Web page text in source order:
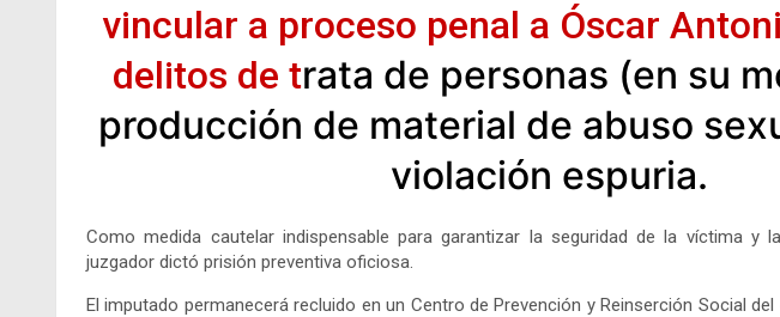
vincular a proceso penal a Óscar
delitos de trata de personas (en su
producción de material de abuso
violación espuria.
Como medida cautelar indispensable para garantizar la seguridad de la víctima y
juzgador dictó prisión preventiva oficiosa.
El imputado permanecerá recluido en un Centro de Prevención y Reinserción Social